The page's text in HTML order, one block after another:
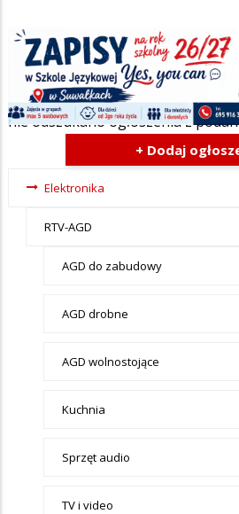
Szukana fraza w ogłoszeniach
nie odszukano ogłoszenia z
+ Dodaj
Ogłoszenia
menu-
Elektronika
Elektronika
RTV-AGD
AGD do zabudowy
AGD drobne
AGD wolnostojące
Kuchnia
Sprzęt audio
TV i video